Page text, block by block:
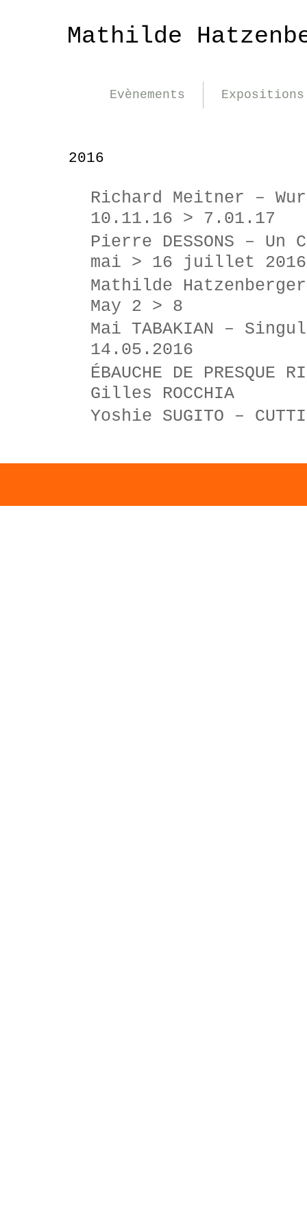
Mathilde
Evènements Expositions
2016
Richard Meitner –
10.11.16 > 7.01.17
Pierre DESSONS –
mai > 16 juillet 2016
Mathilde
May 2 > 8
Mai TABAKIAN –
14.05.2016
ÉBAUCHE DE
Gilles ROCCHIA
Yoshie SUGITO –